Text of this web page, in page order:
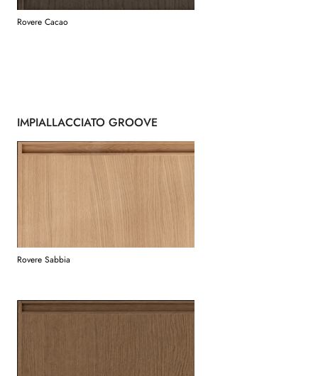
Rovere Cacao
IMPIALLACCIATO GROOVE
Rovere Sabbia